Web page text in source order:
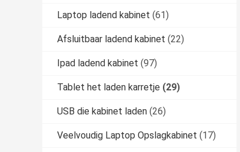
Laptop ladend kabinet (61)
Afsluitbaar ladend kabinet (22)
Ipad ladend kabinet (97)
Tablet het laden karretje (29)
USB die kabinet laden (26)
Veelvoudig Laptop Opslagkabinet (17)